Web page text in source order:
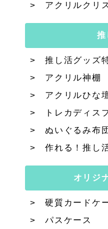
アクリルクリ
推
推し活グッズ
アクリル神棚
アクリルひな
トレカディス
ぬいぐるみ布団
作れる！推し
オリジ
硬質カードケ
パスケース